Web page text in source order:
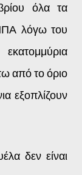
όλα τα
λόγω του
από το όριο
εξοπλίζουν
δεν είναι